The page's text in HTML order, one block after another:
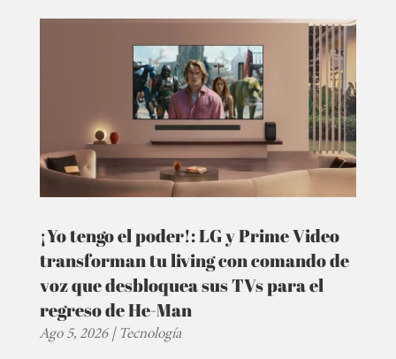
¡Yo tengo el poder!: LG y Prime Video
transforman tu living con comando de
voz que desbloquea sus TVs para el
regreso de He-Man
Ago 5, 2026|Tecnología